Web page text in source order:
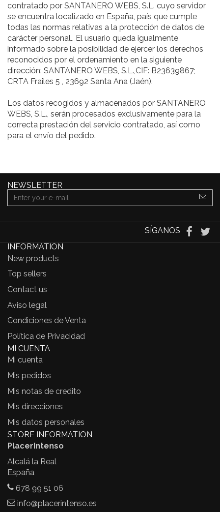
contratado por SANTANERO WEBS, S.L. cuyo servidor
se encuentra localizado en España, país que cumple
todas las normas relativas a la protección de datos de
carácter personal.. El usuario queda igualmente
informado sobre la posibilidad de ejercer los derechos
reconocidos por el ordenamiento en la siguiente
dirección: SANTANERO WEBS, S.L.,CIF: B23639867;
CRTA Frailes 5 , 23692 Santa Ana (Jaén).
Los datos recogidos y almacenados por SANTANERO
WEBS, S.L., serán procesados exclusivamente para la
correcta prestación del servicio contratado, así como
para el envío del pedido.
NEWSLETTER
SÍGANOS
INFORMATION
New products
Top sellers
Contact us
Aviso legal
Condiciones de Venta
Política de Privacidad
MI CUENTA
Mi cuenta
Mis pedidos
Mis notas de credito
Mis direcciones
Mis datos personales
STORE INFORMATION
PlacerIntenso
Alcalá la Real
España
678 99 51 06
info@placerintenso.es